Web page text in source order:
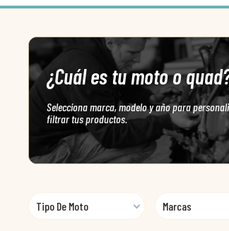
¿Cuál es tu moto o
Selecciona marca, modelo y año para
filtrar tus productos.
Tipo De Moto Marcas